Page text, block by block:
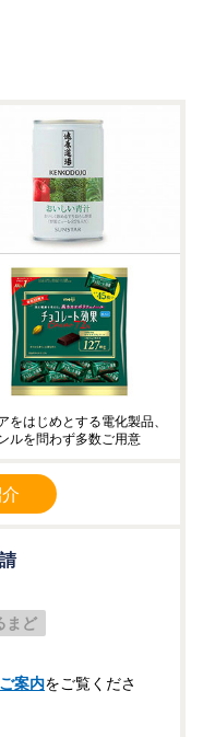
はじめとする電化製品、
ルを問わず多数ご用意
まど
案内をご覧くださ